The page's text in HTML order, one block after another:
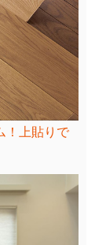
！上貼りで